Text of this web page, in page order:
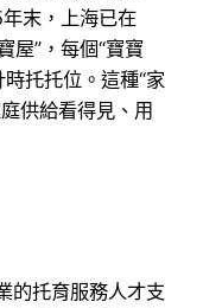
末，上海已在
屋”，每個“寶寶
托托位。這種“家
供給看得見、用
的托育服務人才支